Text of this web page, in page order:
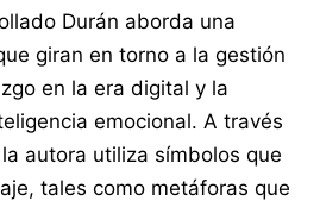
Durán aborda una
giran en torno a la gestión
en la era digital y la
emocional. A través
autora utiliza símbolos que
tales como metáforas que